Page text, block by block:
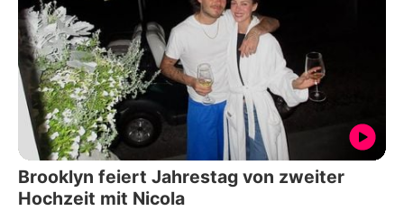
Brooklyn feiert Jahrestag von zweiter
Hochzeit mit Nicola